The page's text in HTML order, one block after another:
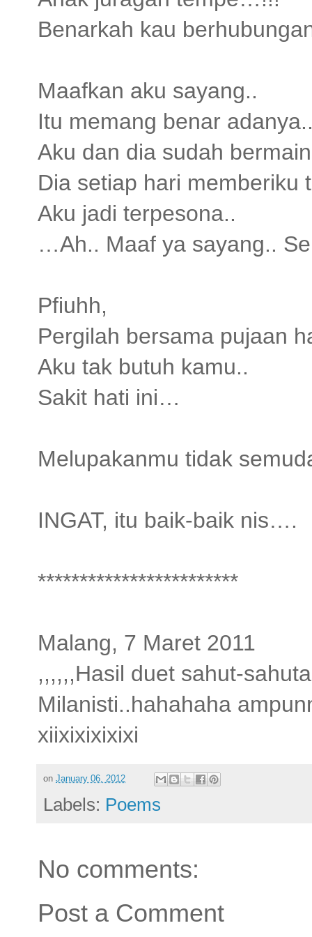
Benarkah kau
Maafkan aku sayang..
Itu memang benar
Aku dan dia sudah
Dia setiap hari memberiku
Aku jadi terpesona..
…Ah.. Maaf ya sayang..
Pfiuhh,
Pergilah bersama pujaan
Aku tak butuh kamu..
Sakit hati ini…
Melupakanmu tidak
INGAT, itu baik-baik nis….
************************
Malang, 7 Maret 2011
,,,,,,Hasil duet sahut-
Milanisti..hahahaha
xiixixixixixi
on January 06, 2012
Labels: Poems
No comments:
Post a Comment